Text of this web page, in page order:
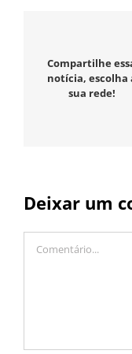
Compartilhe
notícia, escolha
sua rede!
Deixar um